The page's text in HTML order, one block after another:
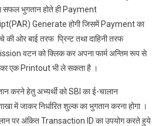
भुगतान होते ही Payment
Generate होगी जिसमें Payment का
की ओर बाई तरफ प्र‍िन्ट तथा दाहिनी तरफ
वटन को क्लि‍क कर अपना फार्म अन्तिम रूप से
एक Printout भी ले सकता है ।
करने हेतु अभ्यर्थी को SBI का ई-चालान
में जाकर निर्धारित शुल्क का भुगतान करना होगा ।
पर अंकित Transaction ID का उपयोग करते हुये